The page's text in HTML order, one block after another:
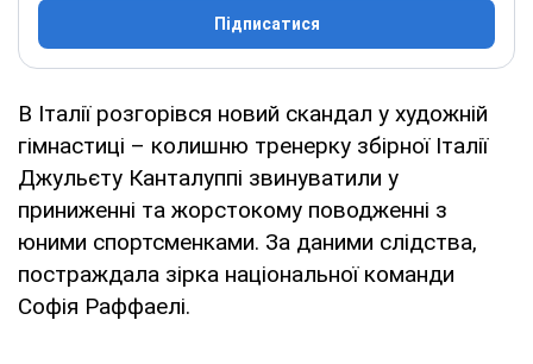
Підписатися
В Італії розгорівся новий скандал у художній
гімнастиці – колишню тренерку збірної Італії
Джульєту Канталуппі звинуватили у
приниженні та жорстокому поводженні з
юними спортсменками. За даними слідства,
постраждала зірка національної команди
Софія Раффаелі.